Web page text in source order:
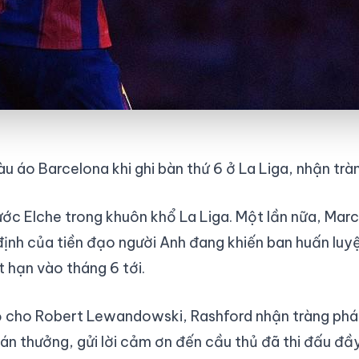
áo Barcelona khi ghi bàn thứ 6 ở La Liga, nhận
Elche trong khuôn khổ La Liga. Một lần nữa,
của tiền đạo người Anh đang khiến ban huấn
hạn vào tháng 6 tới.
Robert Lewandowski, Rashford nhận tràng
thưởng, gửi lời cảm ơn đến cầu thủ đã thi đấu